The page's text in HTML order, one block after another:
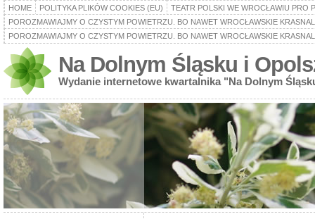
HOME POLITYKA PLIKÓW COOKIES (EU)
TEATR POLSKI WE WROCŁAWIU PRO
POROZMAWIAJMY O CZYSTYM POWIETRZU. BO NAWET WROCŁAWSKIE
POROZMAWIAJMY O CZYSTYM POWIETRZU. BO NAWET WROCŁAWSKIE
Na Dolnym Śląsku i
Wydanie internetowe kwartalnika "Na Dolnym